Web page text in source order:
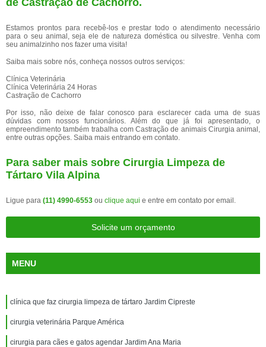
de Castração de Cachorro.
Estamos prontos para recebê-los e prestar todo o atendimento necessário
para o seu animal, seja ele de natureza doméstica ou silvestre. Venha com
seu animalzinho nos fazer uma visita!
Saiba mais sobre nós, conheça nossos outros serviços:
Clínica Veterinária
Clínica Veterinária 24 Horas
Castração de Cachorro
Por isso, não deixe de falar conosco para esclarecer cada uma de suas
dúvidas com nossos funcionários. Além do que já foi apresentado, o
empreendimento também trabalha com Castração de animais Cirurgia animal,
entre outras opções. Saiba mais entrando em contato.
Para saber mais sobre Cirurgia Limpeza de
Tártaro Vila Alpina
Ligue para (11) 4990-6553 ou clique aqui e entre em contato por email.
Solicite um orçamento
MENU
clínica que faz cirurgia limpeza de tártaro Jardim Cipreste
cirurgia veterinária Parque América
cirurgia para cães e gatos agendar Jardim Ana Maria